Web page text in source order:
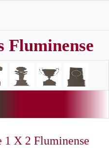
Fluminense
1 X 2 Fluminense